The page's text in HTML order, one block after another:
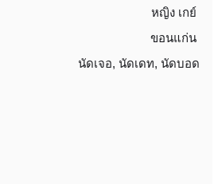
หญิง เกย์
ขอนแก่น
นัดเจอ, นัดเดท, นัดบอด